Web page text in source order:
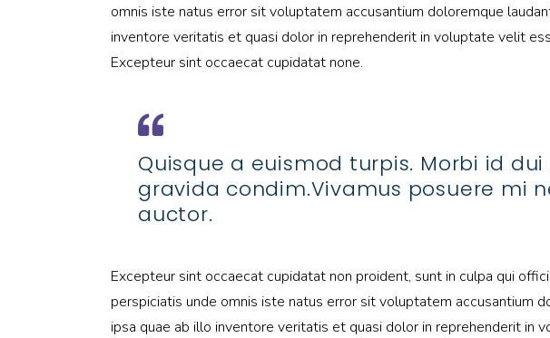
omnis iste natus error sit voluptatem accusantium doloremque
inventore veritatis et quasi dolor in reprehenderit in voluptate velit
Excepteur sint occaecat cupidatat none.
Quisque a euismod turpis. Morbi id
gravida condim.Vivamus posuere mi
auctor.
Excepteur sint occaecat cupidatat non proident, sunt in culpa qui
perspiciatis unde omnis iste natus error sit voluptatem accusantium
ipsa quae ab illo inventore veritatis et quasi dolor in reprehenderit in